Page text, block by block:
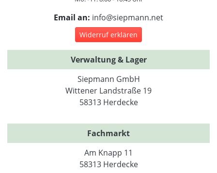
Email an: info@siepmann.net
Widerruf erklären
Verwaltung & Lager
Siepmann GmbH
Wittener Landstraße 19
58313 Herdecke
Fachmarkt
Am Knapp 11
58313 Herdecke